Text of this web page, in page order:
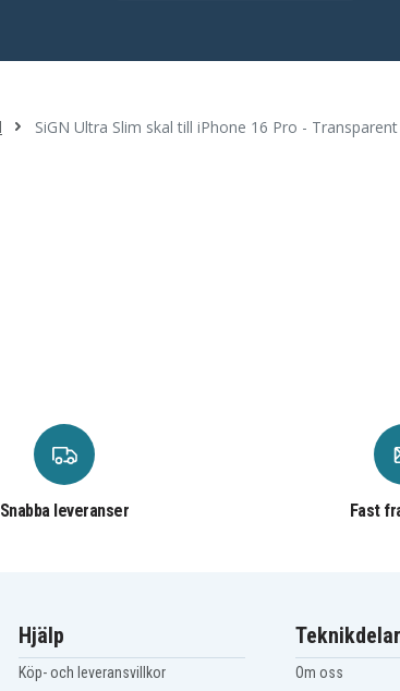
SiGN Ultra Slim skal till iPhone 16 Pro - Transparent
Snabba leveranser Fast
Hjälp
Köp- och leveransvillkor
Om oss